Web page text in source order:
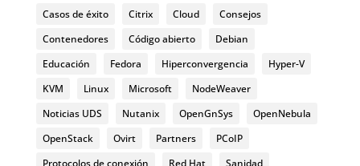
Casos de éxito
Citrix Cloud
Consejos
Contenedores
Código abierto
Debian
Educación
Fedora Hiperconvergencia
Hyper-V
KVM
Linux Microsoft
NodeWeaver
Noticias UDS
Nutanix OpenGnSys
OpenNebula
OpenStack
Ovirt Partners
PCoIP
Protocolos de conexión
Red Hat
Sanidad